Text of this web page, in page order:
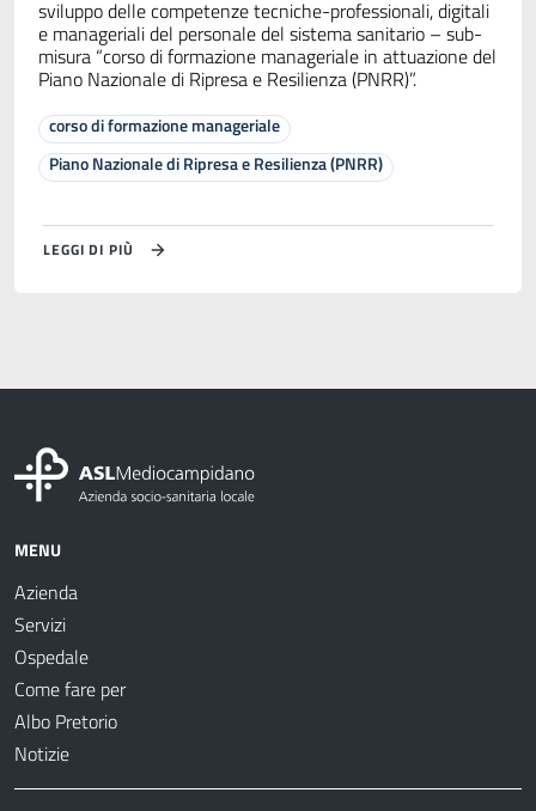
sviluppo delle competenze tecniche-professionali, digitali
e manageriali del personale del sistema sanitario – sub-
misura “corso di formazione manageriale in attuazione del
Piano Nazionale di Ripresa e Resilienza (PNRR)”.
corso di formazione manageriale
Piano Nazionale di Ripresa e Resilienza (PNRR)
LEGGI DI PIÙ
MENU
Azienda
Servizi
Ospedale
Come fare per
Albo Pretorio
Notizie